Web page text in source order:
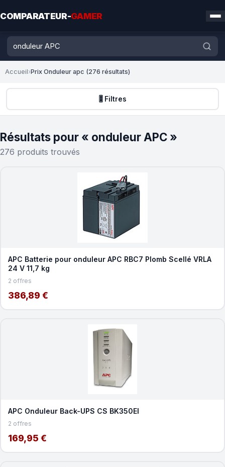
COMPARATEUR-GAMER
Accueil›Prix Onduleur apc (276 résultats)
🎚️ Filtres
Résultats pour « onduleur APC »
276 produits trouvés
APC Batterie pour onduleur APC RBC7 Plomb Scellé VRLA
24 V 11,7 kg
2 offres
386,89 €
APC Onduleur Back-UPS CS BK350EI
2 offres
169,95 €